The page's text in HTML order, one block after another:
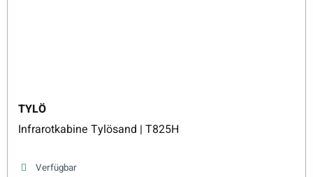
TYLÖ
Infrarotkabine Tylösand | T825H
Verfügbar